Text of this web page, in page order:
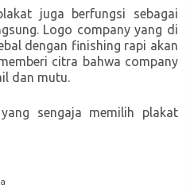
juga berfungsi sebagai
Logo company yang di
dengan finishing rapi akan
citra bahwa company
dan mutu.
sengaja memilih plakat